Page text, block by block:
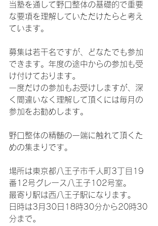
当塾を通して野口整体の基礎的で重要
な要項を理解していただけたらと考え
ています。
募集は若干名ですが、どなたでも参加
できます。​年度の途中からの参加も受
け付けております。
一度だけの参加もお受けしますが、深
く間違いなく理解して頂くには毎月の
参加をお勧めします。
野口整体の精髄の一端に触れて頂くた
めの集まりです。
場所は東京都八王子市千人町3丁目19
番12号グレース八王子102号室。
最寄り駅は西八王子駅になります。
日時は3月30日18時30分から20時30
分まで。